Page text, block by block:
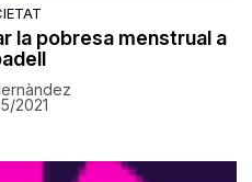
la pobresa menstrual a
2021